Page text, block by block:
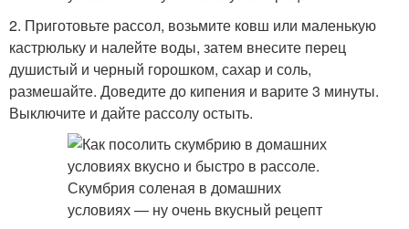
2. Приготовьте рассол, возьмите ковш или маленькую
кастрюльку и налейте воды, затем внесите перец
душистый и черный горошком, сахар и соль,
размешайте. Доведите до кипения и варите 3 минуты.
Выключите и дайте рассолу остыть.